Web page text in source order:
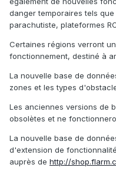
danger temporaires tels
parachutiste, plateformes
Certaines régions verront
fonctionnement, destiné à
La nouvelle base de
zones et les types
Les anciennes versions de
obsolètes et ne
La nouvelle base de
d'extension de
auprès de http://